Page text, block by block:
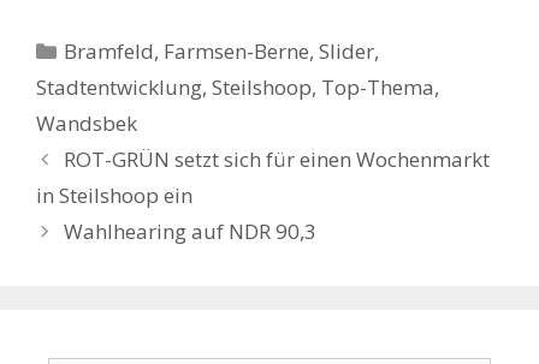
Kategorien
Bramfeld, Farmsen-Berne,Slider,
Stadtentwicklung, Steilshoop, Top-Thema,
Wandsbek
ROT-GRÜN setzt sich für einen Wochenmarkt
in Steilshoop ein
Wahlhearing auf NDR 90,3